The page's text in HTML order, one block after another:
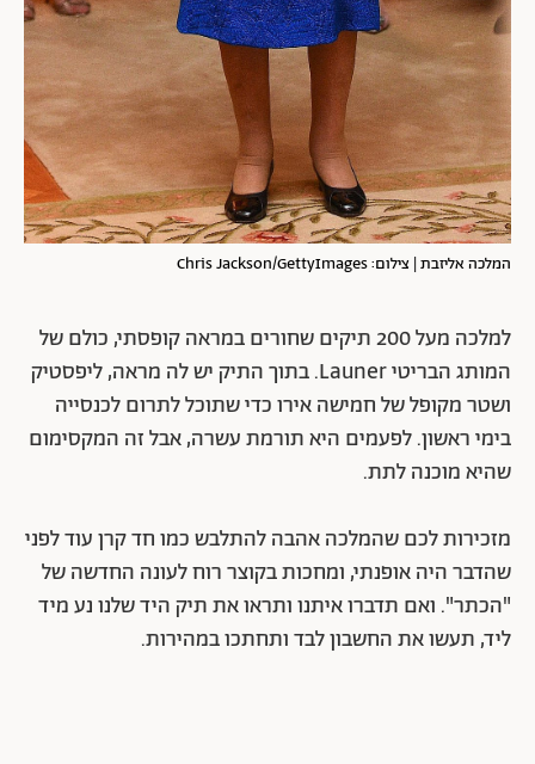
המלכה אליזבת | צילום: Chris Jackson/GettyImages
למלכה מעל 200 תיקים שחורים במראה קופסתי, כולם של
המותג הבריטי Launer. בתוך התיק יש לה מראה, ליפסטיק
ושטר מקופל של חמישה אירו כדי שתוכל לתרום לכנסייה
בימי ראשון. לפעמים היא תורמת עשרה, אבל זה המקסימום
שהיא מוכנה לתת.
מזכירות לכם שהמלכה אהבה להתלבש כמו חד קרן עוד לפני
שהדבר היה אופנתי, ומחכות בקוצר רוח לעונה החדשה של
"הכתר". ואם תדברו איתנו ותראו את תיק היד שלנו נע מיד
ליד, תעשו את החשבון לבד ותחתכו במהירות.